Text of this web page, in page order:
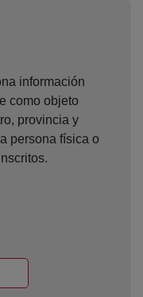
información
como objeto
provincia y
persona física o